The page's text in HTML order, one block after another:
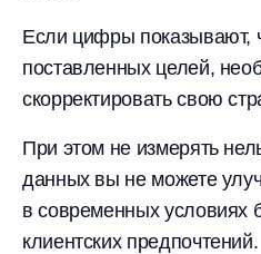
Если цифры показывают,
поставленных целей,
скорректировать свою
При этом не измерять
данных вы не можете
в современных условиях
клиентских предпочтений.